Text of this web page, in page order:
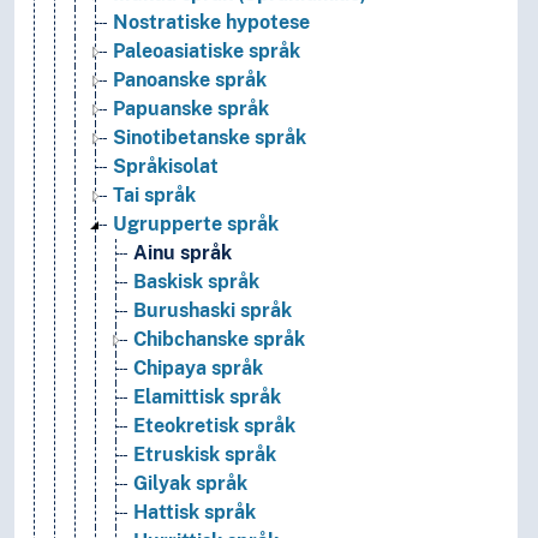
Nostratiske hypotese
Paleoasiatiske språk
Panoanske språk
Papuanske språk
Sinotibetanske språk
Språkisolat
Tai språk
Ugrupperte språk
Ainu språk
Baskisk språk
Burushaski språk
Chibchanske språk
Chipaya språk
Elamittisk språk
Eteokretisk språk
Etruskisk språk
Gilyak språk
Hattisk språk